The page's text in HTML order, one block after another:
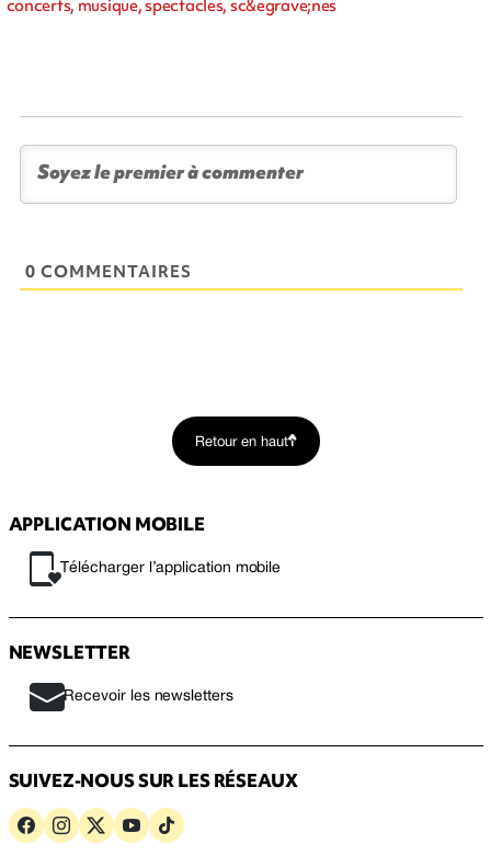
concerts, musique, spectacles, sc&egrave;nes
0 COMMENTAIRES
Retour en haut
APPLICATION MOBILE
Télécharger l’application mobile
NEWSLETTER
Recevoir les newsletters
SUIVEZ-NOUS SUR LES RÉSEAUX